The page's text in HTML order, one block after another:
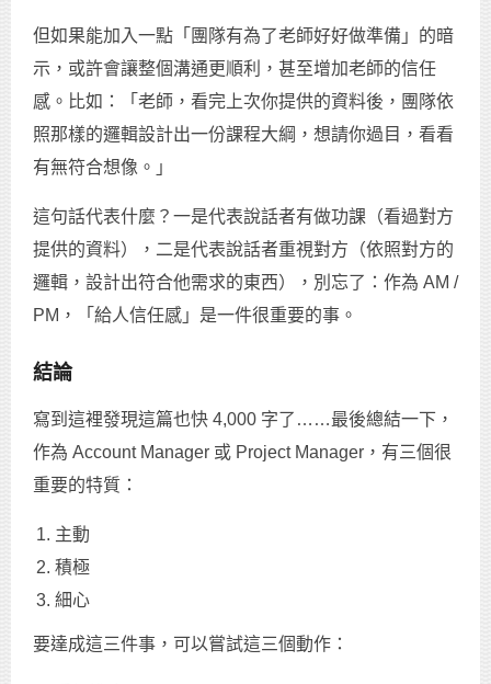
但如果能加入一點「團隊有為了老師好好做準備」的暗
示，或許會讓整個溝通更順利，甚至增加老師的信任
感。比如：「老師，看完上次你提供的資料後，團隊依
照那樣的邏輯設計出一份課程大綱，想請你過目，看看
有無符合想像。」
這句話代表什麼？一是代表說話者有做功課（看過對方
提供的資料），二是代表說話者重視對方（依照對方的
邏輯，設計出符合他需求的東西），別忘了：作為 AM /
PM，「給人信任感」是一件很重要的事。
結論
寫到這裡發現這篇也快 4,000 字了……最後總結一下，
作為 Account Manager 或 Project Manager，有三個很
重要的特質：
主動
積極
細心
要達成這三件事，可以嘗試這三個動作：